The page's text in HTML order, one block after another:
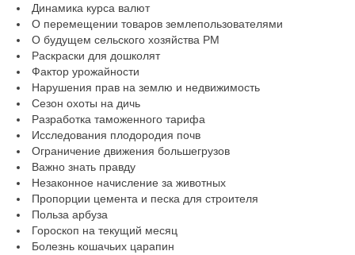
Динамика курса валют
О перемещении товаров землепользователями
О будущем сельского хозяйства РМ
Раскраски для дошколят
Фактор урожайности
Нарушения прав на землю и недвижимость
Сезон охоты на дичь
Разработка таможенного тарифа
Исследования плодородия почв
Ограничение движения большегрузов
Важно знать правду
Незаконное начисление за животных
Пропорции цемента и песка для строителя
Польза арбуза
Гороскоп на текущий месяц
Болезнь кошачьих царапин